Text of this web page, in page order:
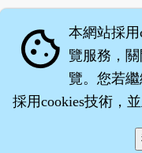
cookie 本網站採用
覽服務，
覽。您若
採用cookies技術，